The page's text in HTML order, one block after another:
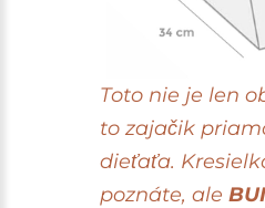
Toto nie je len
to zajačik
dieťaťa.
poznáte, ale